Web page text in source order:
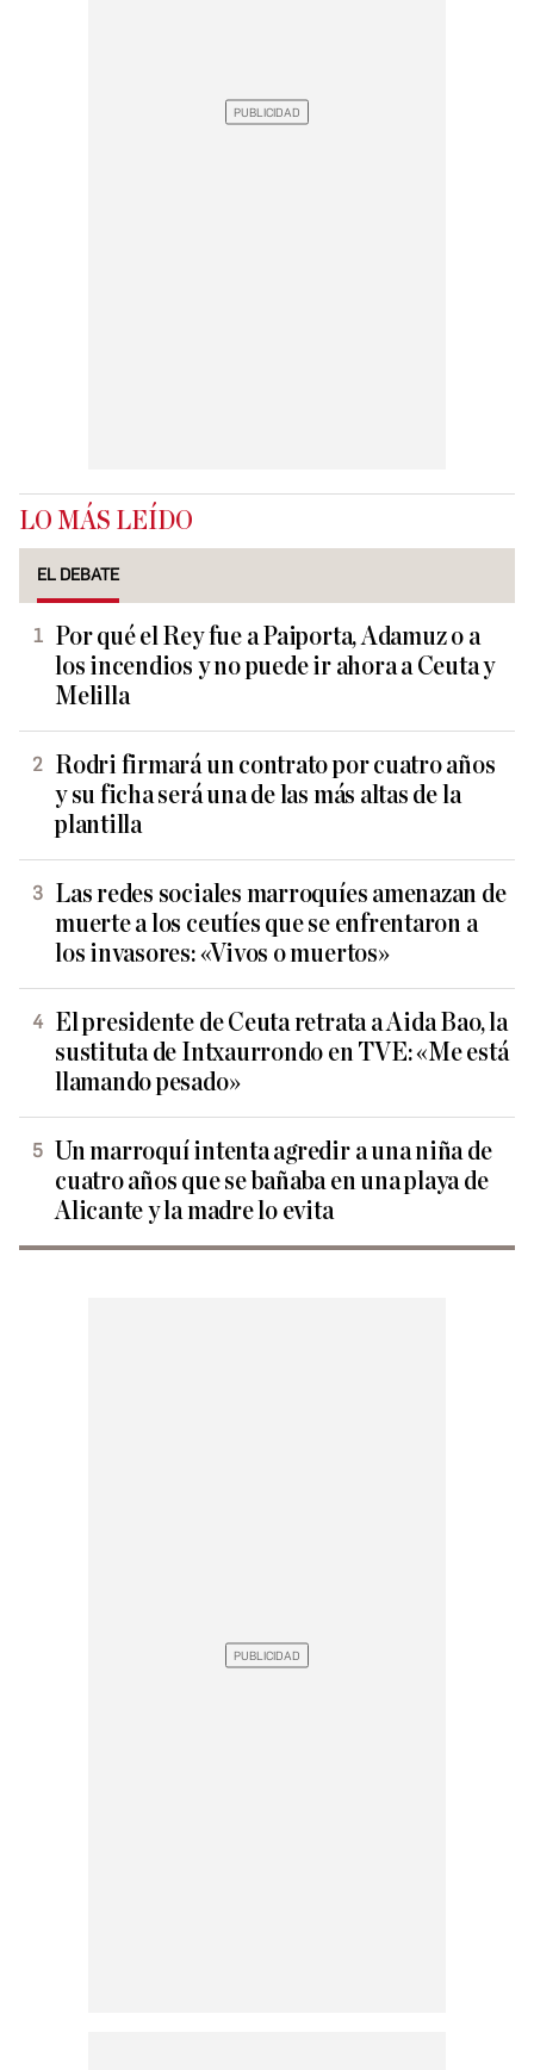
LO MÁS LEÍDO
EL DEBATE
Por qué el Rey fue a Paiporta, Adamuz o a
los incendios y no puede ir ahora a Ceuta y
Melilla
Rodri firmará un contrato por cuatro años
y su ficha será una de las más altas de la
plantilla
Las redes sociales marroquíes amenazan de
muerte a los ceutíes que se enfrentaron a
los invasores: «Vivos o muertos»
El presidente de Ceuta retrata a Aida Bao, la
sustituta de Intxaurrondo en TVE: «Me está
llamando pesado»
Un marroquí intenta agredir a una niña de
cuatro años que se bañaba en una playa de
Alicante y la madre lo evita